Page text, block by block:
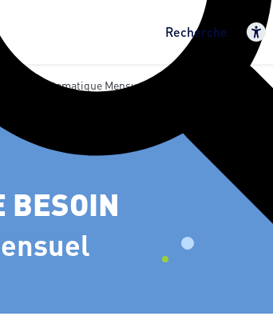
Recherche
Automatique Mensuel
BESOIN